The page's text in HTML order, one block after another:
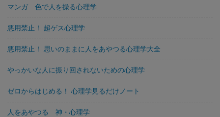
マンガ 色で人を操る心理学
悪用禁止！ 超ゲス心理学
悪用禁止！ 思いのままに人をあやつる心理学大全
やっかいな人に振り回されないための心理学
ゼロからはじめる！ 心理学見るだけノート
人をあやつる 神・心理学